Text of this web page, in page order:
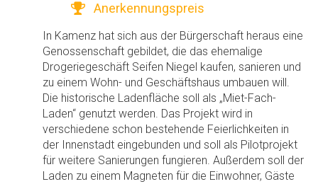
Anerkennungspreis
In Kamenz hat sich aus der Bürgerschaft heraus eine
Genossenschaft gebildet, die das ehemalige
Drogeriegeschäft Seifen Niegel kaufen, sanieren und
zu einem Wohn- und Geschäftshaus umbauen will.
Die historische Ladenfläche soll als „Miet-Fach-
Laden“ genutzt werden. Das Projekt wird in
verschiedene schon bestehende Feierlichkeiten in
der Innenstadt eingebunden und soll als Pilotprojekt
für weitere Sanierungen fungieren. Außerdem soll der
Laden zu einem Magneten für die Einwohner, Gäste